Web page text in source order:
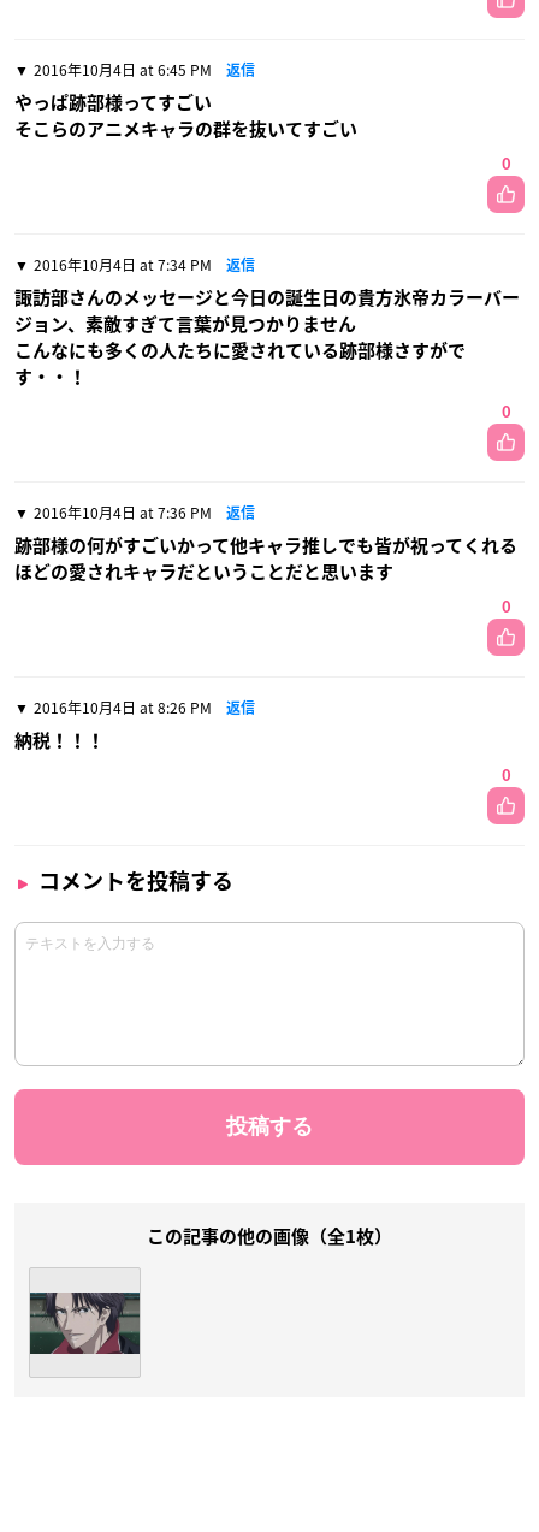
2016年10月4日 at 6:45 PM 返信
やっぱ跡部様ってすごい
そこらのアニメキャラの群を抜いてすごい
0
2016年10月4日 at 7:34 PM 返信
諏訪部さんのメッセージと今日の誕生日の貴方氷帝カラーバー
ジョン、素敵すぎて言葉が見つかりません
こんなにも多くの人たちに愛されている跡部様さすがで
す・・！
0
2016年10月4日 at 7:36 PM 返信
跡部様の何がすごいかって他キャラ推しでも皆が祝ってくれる
ほどの愛されキャラだということだと思います
0
2016年10月4日 at 8:26 PM 返信
納税！！！
0
コメントを投稿する
この記事の他の画像（全1枚）